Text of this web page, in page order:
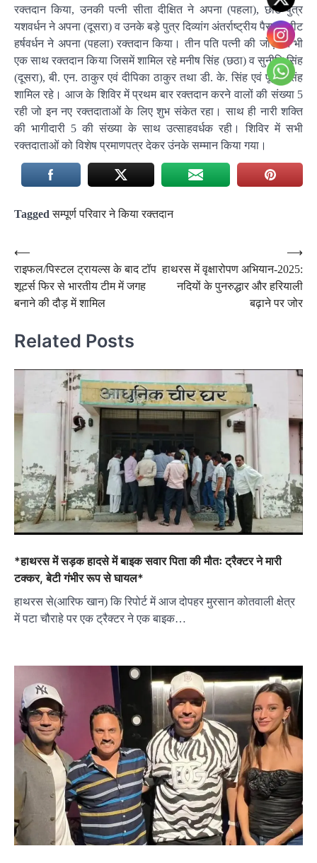
रक्तदान किया, उनकी पत्नी सीता दीक्षित ने अपना (पहला), छोटे पुत्र
यशवर्धन ने अपना (दूसरा) व उनके बड़े पुत्र दिव्यांग अंतर्राष्ट्रीय पैराएथलीट
हर्षवर्धन ने अपना (पहला) रक्तदान किया। तीन पति पत्नी की जोड़ी ने भी
एक साथ रक्तदान किया जिसमें शामिल रहे मनीष सिंह (छठा) व सुनीति सिंह
(दूसरा), बी. एन. ठाकुर एवं दीपिका ठाकुर तथा डी. के. सिंह एवं पूनम सिंह
शामिल रहे। आज के शिविर में प्रथम बार रक्तदान करने वालों की संख्या 5
रही जो इन नए रक्तदाताओं के लिए शुभ संकेत रहा। साथ ही नारी शक्ति
की भागीदारी 5 की संख्या के साथ उत्साहवर्धक रही। शिविर में सभी
रक्तदाताओं को विशेष प्रमाणपत्र देकर उंनके सम्मान किया गया।
Taggedसम्पूर्ण परिवार ने किया रक्तदान
Post
navigation
⟵
राइफल/पिस्टल ट्रायल्स के बाद टॉप
शूटर्स फिर से भारतीय टीम में जगह
बनाने की दौड़ में शामिल
हाथरस में वृक्षारोपण अभियान-2025:
नदियों के पुनरुद्धार और हरियाली
बढ़ाने पर जोर
⟶
Related Posts
*हाथरस में सड़क हादसे में बाइक सवार पिता की मौतः ट्रैक्टर ने मारी
टक्कर, बेटी गंभीर रूप से घायल*
हाथरस से(आरिफ खान) कि रिपोर्ट में आज दोपहर मुरसान कोतवाली क्षेत्र
में पटा चौराहे पर एक ट्रैक्टर ने एक बाइक…